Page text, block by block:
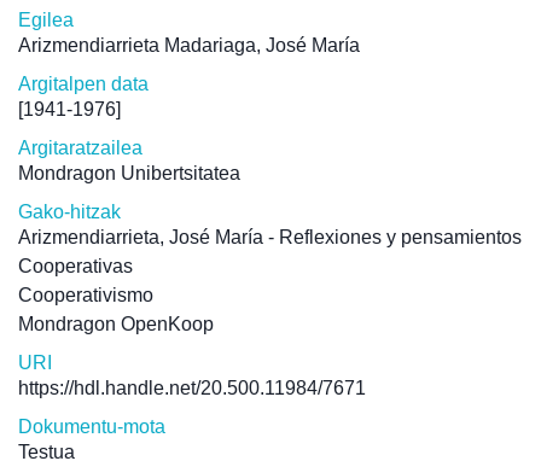
Egilea
Arizmendiarrieta Madariaga, José María
Argitalpen data
[1941-1976]
Argitaratzailea
Mondragon Unibertsitatea
Gako-hitzak
Arizmendiarrieta, José María - Reflexiones y pensamientos
Cooperativas
Cooperativismo
Mondragon OpenKoop
URI
https://hdl.handle.net/20.500.11984/7671
Dokumentu-mota
Testua